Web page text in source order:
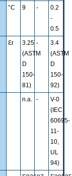
°C 9 -
0.2
-
0.5
ℇr
3.25
(ASTM
D
150-
81)
-
3.4
(ASTM
D
150-
92)
n.a. -
V-0
(IEC
60695-
11-
10,
UL
94)